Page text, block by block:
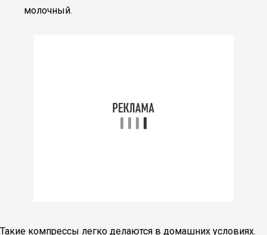
молочный.
Такие компрессы легко делаются в домашних условиях.